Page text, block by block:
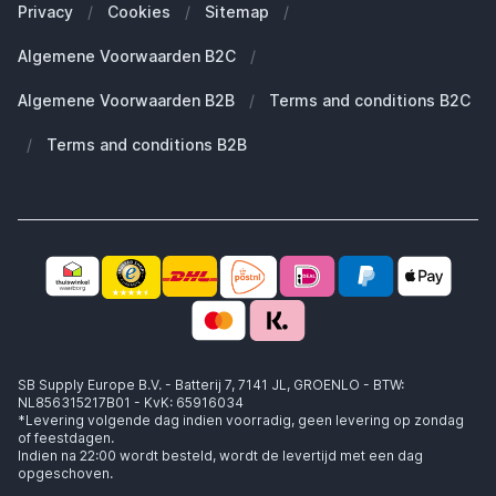
Groot en uniek assortiment
400.000+ klanten geleverd
Welke MagSafe heb ik nodig?
Werken bij SB Supply
Working at SB Supply
Privacy / Cookies / Sitemap /
Algemene Voorwaarden B2C /
Algemene Voorwaarden B2B / Terms and conditions B2C
/ Terms and conditions B2B
SB Supply Europe B.V. - Batterij 7, 7141 JL, GROENLO - BTW:
NL856315217B01 - KvK: 65916034
*Levering volgende dag indien voorradig, geen levering op zondag
of feestdagen.
Indien na 22:00 wordt besteld, wordt de levertijd met een dag
opgeschoven.